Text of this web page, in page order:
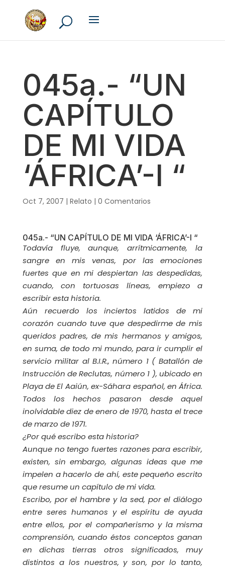
045a.- “UN
CAPÍTULO
DE MI VIDA
‘ÁFRICA’-I “
Oct 7, 2007 | Relato | 0 Comentarios
045a.- “UN CAPÍTULO DE MI VIDA ‘ÁFRICA’-I “
Todavía fluye, aunque, arrítmicamente, la
sangre en mis venas, por las emociones
fuertes que en mi despiertan las despedidas,
cuando, con tortuosas líneas, empiezo a
escribir esta historia.
Aún recuerdo los inciertos latidos de mi
corazón cuando tuve que despedirme de mis
queridos padres, de mis hermanos y amigos,
en suma, de todo mi mundo, para ir cumplir el
servicio militar al B.I.R., número 1 ( Batallón de
Instrucción de Reclutas, número 1 ), ubicado en
Playa de El Aaiún, ex-Sáhara español, en África.
Todos los hechos pasaron desde aquel
inolvidable diez de enero de 1970, hasta el trece
de marzo de 1971.
¿Por qué escribo esta historia?
Aunque no tengo fuertes razones para escribir,
existen, sin embargo, algunas ideas que me
impelen a hacerlo de ahí, este pequeño escrito
que resume un capítulo de mi vida.
Escribo, por el hambre y la sed, por el diálogo
entre seres humanos y el espíritu de ayuda
entre ellos, por el compañerismo y la misma
comprensión, cuando éstos conceptos ganan
en dichas tierras otros significados, muy
distintos a los nuestros, y son, por lo tanto,